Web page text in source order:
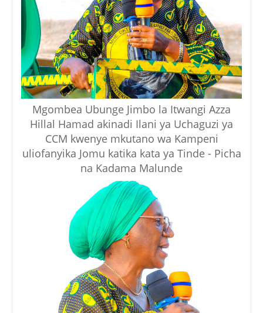
Mgombea Ubunge Jimbo la Itwangi Azza
Hillal Hamad akinadi Ilani ya Uchaguzi ya
CCM kwenye mkutano wa Kampeni
uliofanyika Jomu katika kata ya Tinde - Picha
na Kadama Malunde